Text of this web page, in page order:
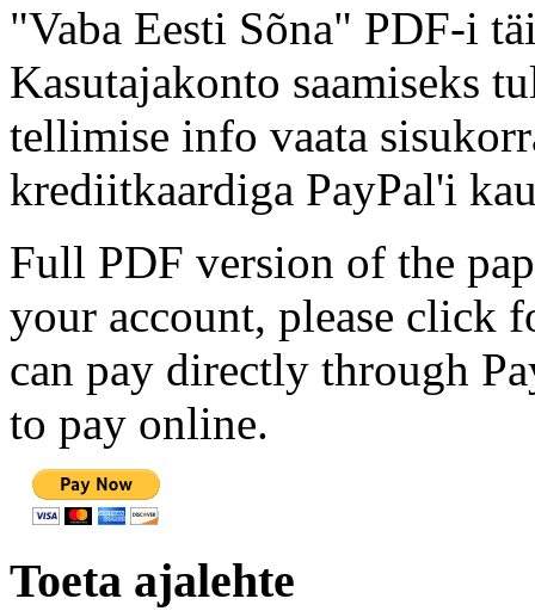
"Vaba Eesti Sõna" PDF-i
Kasutajakonto saamiseks
tellimise info vaata
krediitkaardiga PayPal'i
Full PDF version of the
your account, please click
can pay directly through
to pay online.
Toeta ajalehte